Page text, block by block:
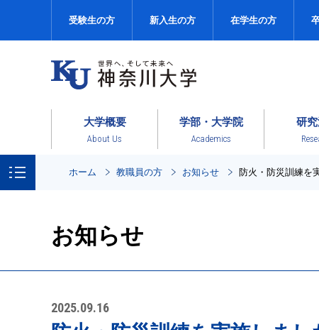
受験生の方 新入生の方 在学生の方
大学概要
About Us
学部・大学院
Academics
研
ホーム 教職員の方 お知らせ 防火・防災訓練を
お知らせ
2025.09.16